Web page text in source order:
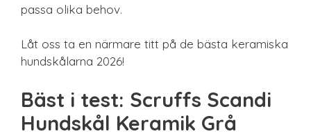
passa olika behov.
Låt oss ta en närmare titt på de bästa keramiska
hundskålarna 2026!
Bäst i test: Scruffs Scandi
Hundskål Keramik Grå